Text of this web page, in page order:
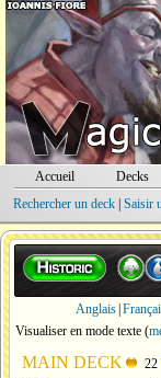
Accueil Decks
Rechercher un deck| Saisir
Anglais
Visualiser en mode texte (
MAIN DECK 22